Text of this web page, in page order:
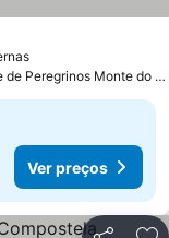
a 3.7 km de Albergue de Peregrinos Monte do Gozo
Ver preços